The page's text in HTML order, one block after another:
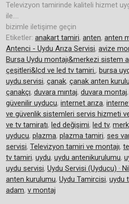
Televizyon tamirinde kaliteli hizmet
ile….
bizimle iletişime geçin
Etiketler: anakart tamiri, anten, anten
Antenci - Uydu Arıza Servisi, avize
Bursa Uydu montajı&merkezi sistem
çeşitleri&lcd ve led tv tamiri., bursa
uydu.servisi, çanak, çanak anten
çanakçı, duvara mıntaj, duvara montaj,
güvenilir uyducu, internet arıza,
ve güvenlik sistemleri servis hizmeti
ve tv tamiratı, led değişimi, led tv,
uyducu, plazma, plazma tamiri, ses
servisi, Televizyon tamiri ve montajı,
tv tamiri, uydu, uydu antenikurulumu,
uydu servisi, Uydu Servisi (Uyducu) ·
anten kurulumu, Uydu Tamircisi, uydu
adam, v montaj